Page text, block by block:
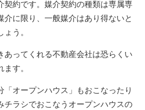
契約です。媒介契約の種類は専属専
介に限り、一般媒介はあり得ないと
う。
あってくれる不動産会社は恐らくい
す。
「オープンハウス」もおこなったり
チラシでおこなうオープンハウスの